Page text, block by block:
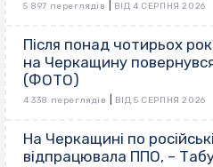
5 897 переглядів ВІД 4 СЕРПНЯ 2026
Після понад чотирьох
на Черкащину
(ФОТО)
4 338 переглядів ВІД 5 СЕРПНЯ 2026
На Черкащині по
відпрацювала ППО, –